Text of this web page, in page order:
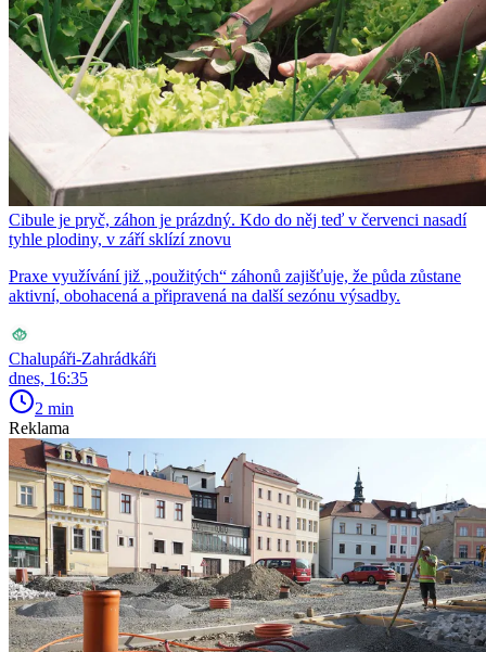
Cibule je pryč, záhon je prázdný. Kdo do něj teď v červenci nasadí
tyhle plodiny, v září sklízí znovu
Praxe využívání již „použitých“ záhonů zajišťuje, že půda zůstane
aktivní, obohacená a připravená na další sezónu výsadby.
Chalupáři-Zahrádkáři
dnes, 16:35
2 min
Reklama